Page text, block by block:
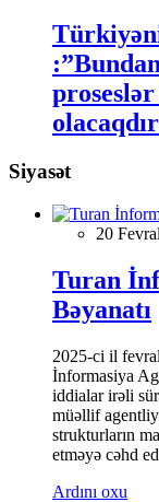
Siyasət
20
Turan
Bəyanatı
2025-ci il
İnformasiya
iddialar irəli
müəllif
strukturların
etməyə cəhd
Ardını oxu